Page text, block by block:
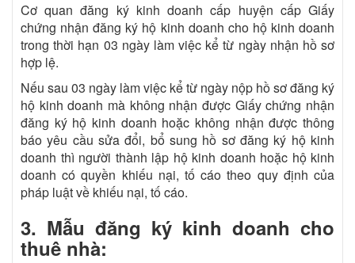
Cơ quan đăng ký kinh doanh cấp huyện cấp Giấy
chứng nhận đăng ký hộ kinh doanh cho hộ kinh doanh
trong thời hạn 03 ngày làm việc kể từ ngày nhận hồ sơ
hợp lệ.
Nếu sau 03 ngày làm việc kể từ ngày nộp hồ sơ đăng ký
hộ kinh doanh mà không nhận được Giấy chứng nhận
đăng ký hộ kinh doanh hoặc không nhận được thông
báo yêu cầu sửa đổi, bổ sung hồ sơ đăng ký hộ kinh
doanh thì người thành lập hộ kinh doanh hoặc hộ kinh
doanh có quyền khiếu nại, tố cáo theo quy định của
pháp luật về khiếu nại, tố cáo.
3. Mẫu đăng ký kinh doanh cho
thuê nhà: